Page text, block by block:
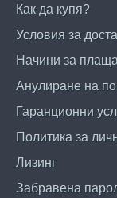
Как да купя?
Условия за
Начини за
Анулиране на
Гаранционни
Политика за
Лизинг
Забравена